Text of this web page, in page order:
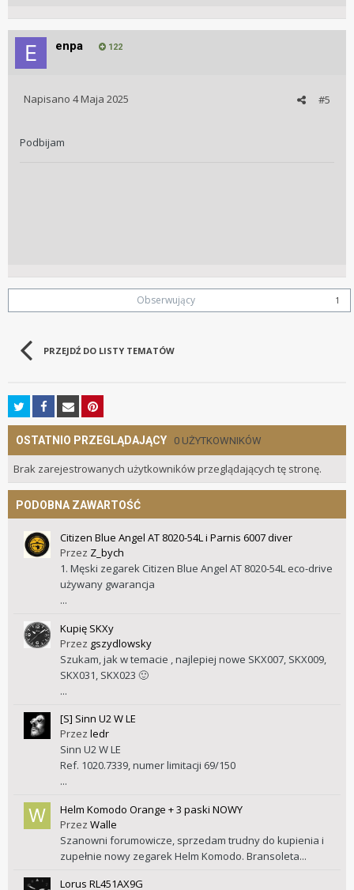
enpa 122
#5
Napisano 4 Maja 2025
Podbijam
Obserwujący 1
PRZEJDŹ DO LISTY TEMATÓW
OSTATNIO PRZEGLĄDAJĄCY 0 UŻYTKOWNIKÓW
Brak zarejestrowanych użytkowników przeglądających tę stronę.
PODOBNA ZAWARTOŚĆ
Citizen Blue Angel AT 8020-54L i Parnis 6007 diver
Przez Z_bych
1. Męski zegarek Citizen Blue Angel AT 8020-54L eco-drive
używany gwarancja
...
Kupię SKXy
Przez gszydlowsky
Szukam, jak w temacie , najlepiej nowe SKX007, SKX009,
SKX031, SKX023 🙂
...
[S] Sinn U2 W LE
Przez ledr
Sinn U2 W LE
Ref. 1020.7339, numer limitacji 69/150
...
Helm Komodo Orange + 3 paski NOWY
Przez Walle
Szanowni forumowicze, sprzedam trudny do kupienia i
zupełnie nowy zegarek Helm Komodo. Bransoleta...
Lorus RL451AX9G